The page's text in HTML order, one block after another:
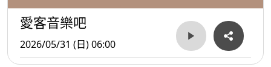
愛客音樂吧
2026/05/31 (日) 06:00